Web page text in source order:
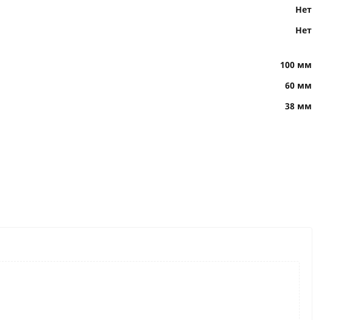
Нет
Нет
100 мм
60 мм
38 мм